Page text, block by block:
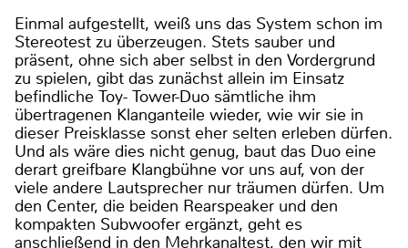
Einmal aufgestellt, weiß uns das System schon im
Stereotest zu überzeugen. Stets sauber und
präsent, ohne sich aber selbst in den Vordergrund
zu spielen, gibt das zunächst allein im Einsatz
befindliche Toy- Tower-Duo sämtliche ihm
übertragenen Klanganteile wieder, wie wir sie in
dieser Preisklasse sonst eher selten erleben dürfen.
Und als wäre dies nicht genug, baut das Duo eine
derart greifbare Klangbühne vor uns auf, von der
viele andere Lautsprecher nur träumen dürfen. Um
den Center, die beiden Rearspeaker und den
kompakten Subwoofer ergänzt, geht es
anschließend in den Mehrkanaltest, den wir mit